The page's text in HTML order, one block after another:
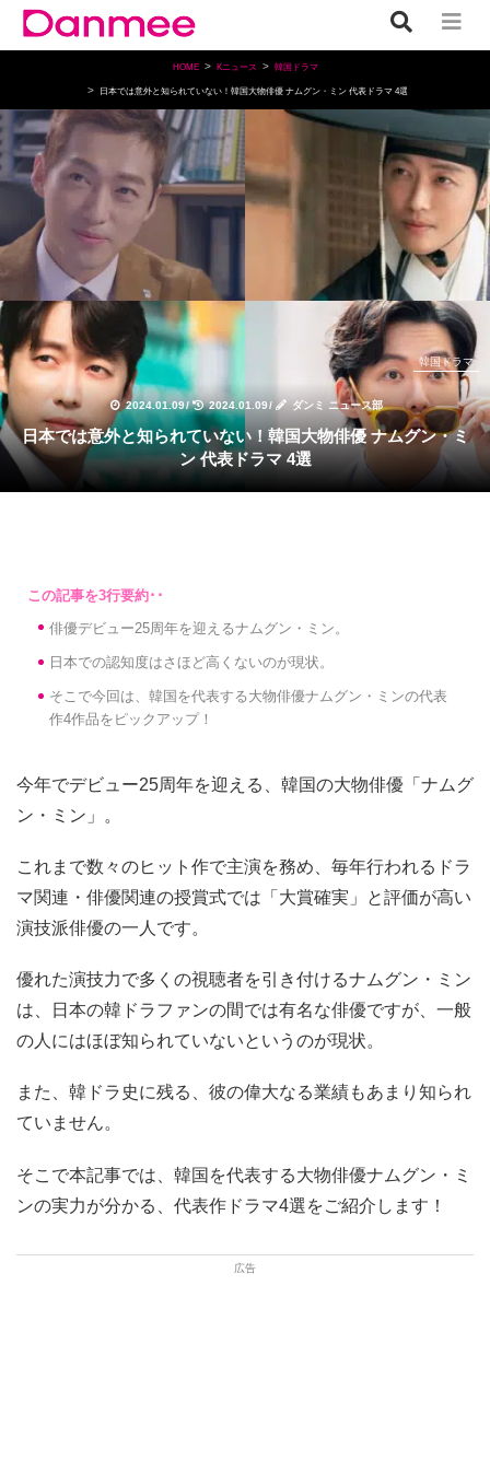
HOME Kニュース 韓国ドラマ
日本では意外と知られていない！韓国大物俳優 ナムグン・ミン 代表ドラマ 4選
2024.01.09/ 2024.01.09/ ダンミ ニュース部
韓国ドラマ
日本では意外と知られていない！韓国大物俳優 ナムグン・ミ
ン 代表ドラマ 4選
俳優デビュー25周年を迎えるナムグン・ミン。
日本での認知度はさほど高くないのが現状。
そこで今回は、韓国を代表する大物俳優ナムグン・ミンの代表
作4作品をピックアップ！
今年でデビュー25周年を迎える、韓国の大物俳優「ナムグ
ン・ミン」。
これまで数々のヒット作で主演を務め、毎年行われるドラ
マ関連・俳優関連の授賞式では「大賞確実」と評価が高い
演技派俳優の一人です。
優れた演技力で多くの視聴者を引き付けるナムグン・ミン
は、日本の韓ドラファンの間では有名な俳優ですが、一般
の人にはほぼ知られていないというのが現状。
また、韓ドラ史に残る、彼の偉大なる業績もあまり知られ
ていません。
そこで本記事では、韓国を代表する大物俳優ナムグン・ミ
ンの実力が分かる、代表作ドラマ4選をご紹介します！